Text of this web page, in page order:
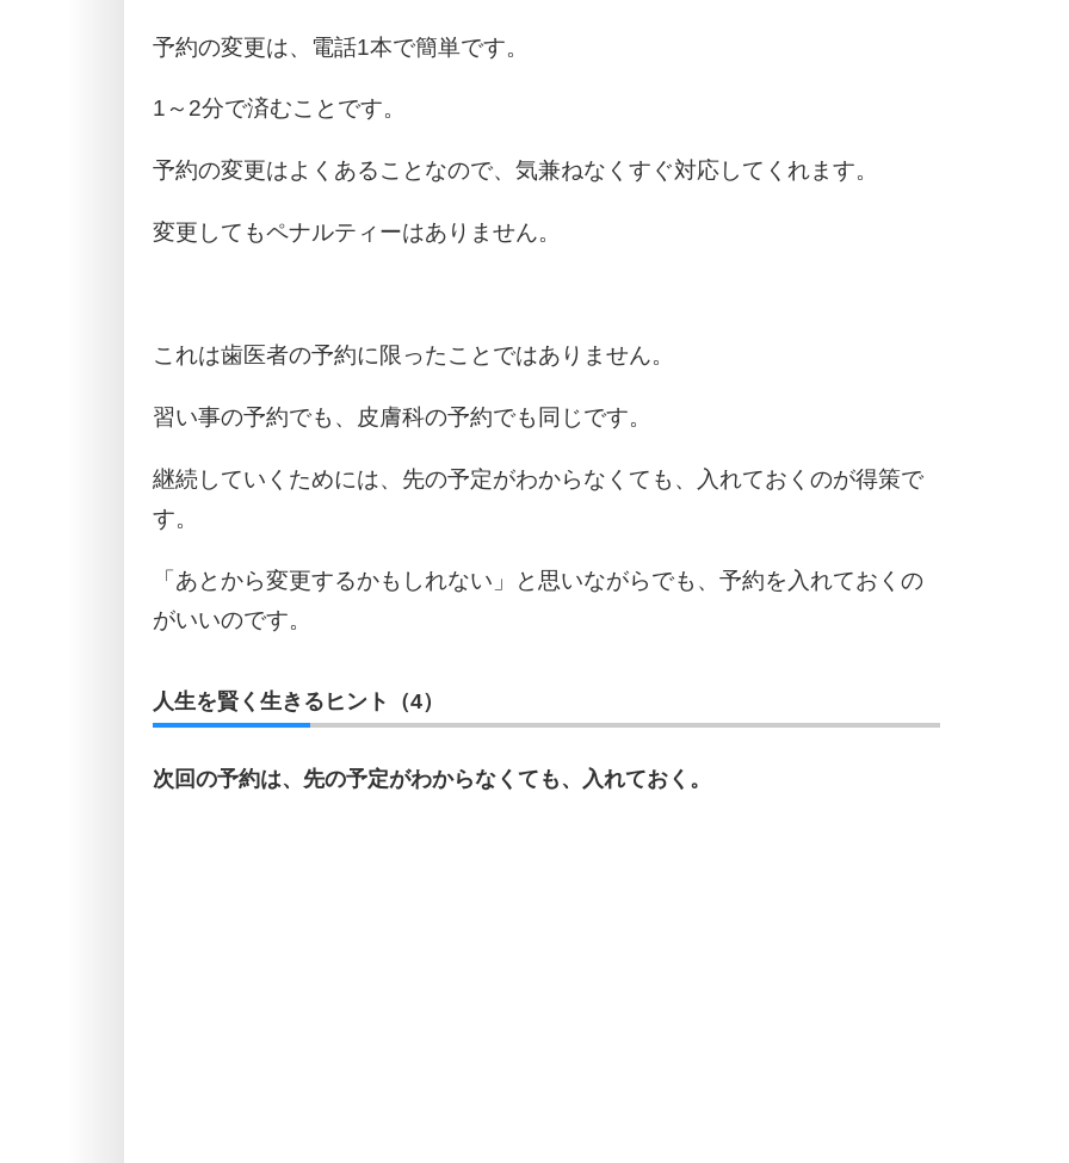
予約の変更は、電話1本で簡単です。
1～2分で済むことです。
予約の変更はよくあることなので、気兼ねなくすぐ対応してくれます。
変更してもペナルティーはありません。
これは歯医者の予約に限ったことではありません。
習い事の予約でも、皮膚科の予約でも同じです。
継続していくためには、先の予定がわからなくても、入れておくのが得策で
す。
「あとから変更するかもしれない」と思いながらでも、予約を入れておくの
がいいのです。
人生を賢く生きるヒント（4）
次回の予約は、先の予定がわからなくても、入れておく。